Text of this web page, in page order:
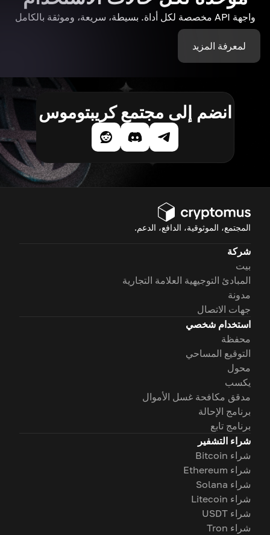
واجهة API مخصصة لكل أداة. بسيطة، سريعة، وموثقة بالكامل
لمعرفة المزيد
انضم إلى مجتمع كريبتوموس
المجتمع، الموثوقية، الدافع، الدعم.
شركة
بيت
المبادئ التوجيهية العلامة التجارية
مدونة
جهات الاتصال
استخدام شخصي
محفظة
التوقيع المساحي
محول
يكسب
مدقق مكافحة غسل الأموال
برنامج الإحالة
برنامج تابع
شراء التشفير
شراء Bitcoin
شراء Ethereum
شراء Solana
شراء Litecoin
شراء USDT
شراء Tron